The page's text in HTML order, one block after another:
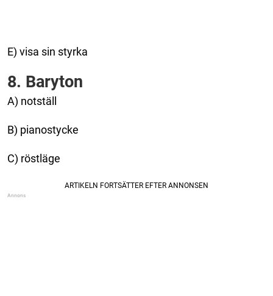
E) visa sin styrka
8. Baryton
A) notställ
B) pianostycke
C) röstläge